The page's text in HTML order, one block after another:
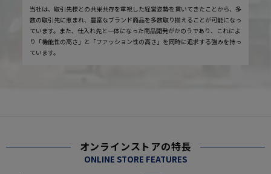
当社は、取引先様との共栄共存を重視した経営姿勢を貫いてきたことから、多
数の取引先に恵まれ、豊富なブランド商品を多数取り揃えることが可能になっ
ています。また、仕入れ先と一体になった商品開発がかのうであり、これによ
り「機能性の高さ」と「ファッション性の高さ」を同時に追求する強みを持っ
ています。
オンラインストアの特長
ONLINE STORE FEATURES